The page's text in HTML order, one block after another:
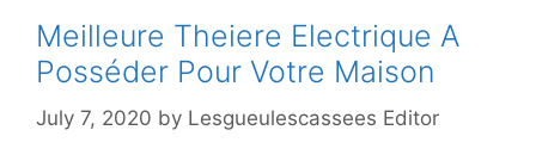
Meilleure Theiere Electrique A
Posséder Pour Votre Maison
July 7, 2020 by Lesgueulescassees Editor